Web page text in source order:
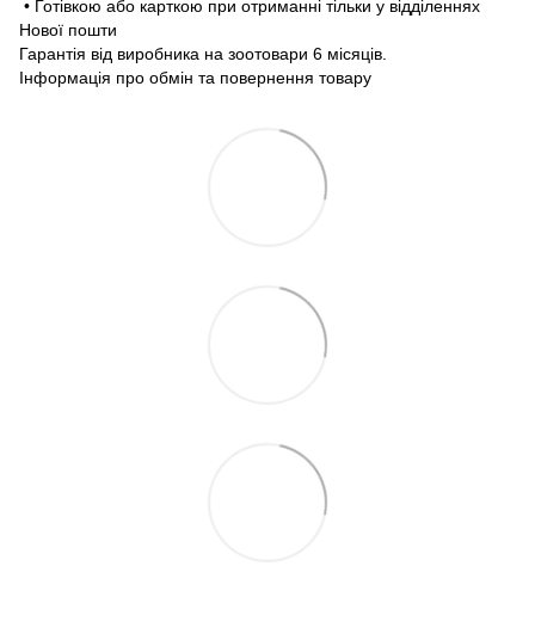
• Готівкою або карткою при отриманні тільки у відділеннях
Нової пошти
Гарантія від виробника на зоотовари 6 місяців.
Інформація про обмін та повернення товару